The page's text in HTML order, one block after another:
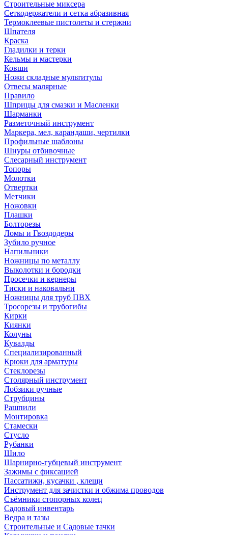
Строительные миксера
Сеткодержатели и сетка абразивная
Термоклеевые пистолеты и стержни
Шпателя
Краска
Гладилки и терки
Кельмы и мастерки
Ковши
Ножи складные мультитулы
Отвесы малярные
Правило
Шприцы для смазки и Масленки
Шарманки
Разметочный инструмент
Маркера, мел, карандаши, чертилки
Профильные шаблоны
Шнуры отбивочные
Слесарный инструмент
Топоры
Молотки
Отвертки
Метчики
Ножовки
Плашки
Болторезы
Ломы и Гвоздодеры
Зубило ручное
Напильники
Ножницы по металлу
Выколотки и бородки
Просечки и кернеры
Тиски и наковальни
Ножницы для труб ПВХ
Тросорезы и трубогибы
Кирки
Киянки
Колуны
Кувалды
Специализированный
Крюки для арматуры
Стеклорезы
Столярный инструмент
Лобзики ручные
Струбцины
Рашпили
Монтировка
Стамески
Стусло
Рубанки
Шило
Шарнирно-губцевый инструмент
Зажимы с фиксацией
Пассатижи, кусачки , клещи
Инструмент для зачистки и обжима проводов
Съёмники стопорных колец
Садовый инвентарь
Ведра и тазы
Строительные и Садовые тачки